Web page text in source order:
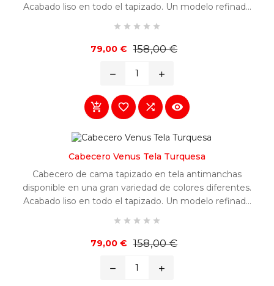
Acabado liso en todo el tapizado. Un modelo refinado
    
79,00 € 158,00 €
remove add
   
Cabecero Venus Tela Turquesa
Cabecero de cama tapizado en tela antimanchas
disponible en una gran variedad de colores diferentes.
Acabado liso en todo el tapizado. Un modelo refinado
    
79,00 € 158,00 €
remove add